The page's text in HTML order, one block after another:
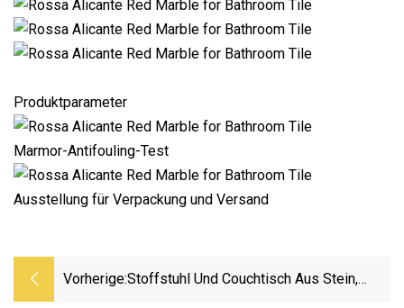
Produktparameter
Marmor-Antifouling-Test
Ausstellung für Verpackung und Versand
Vorherige:Stoffstuhl Und Couchtisch Aus Stein,